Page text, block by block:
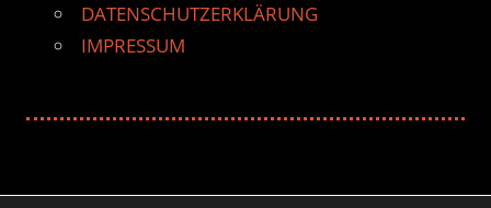
DATENSCHUTZERKLÄRUNG
IMPRESSUM